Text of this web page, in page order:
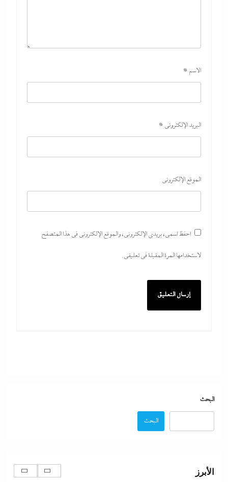
الاسم *
البريد الإلكتروني *
الموقع الإلكتروني
احفظ اسمي، بريدي الإلكتروني، والموقع الإلكتروني في هذا المتصفح
لاستخدامها المرة المقبلة في تعليقي.
البحث
البحث
الأبرز
بعد القاضي المزيف: ضابط الفيس بوك بالدبلوم
د. ضياء الدين حلمى يسطر: رؤية خاصة في فلسفة